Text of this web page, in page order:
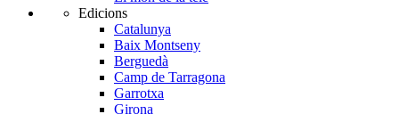
Edicions
Catalunya
Baix Montseny
Berguedà
Camp de Tarragona
Garrotxa
Girona